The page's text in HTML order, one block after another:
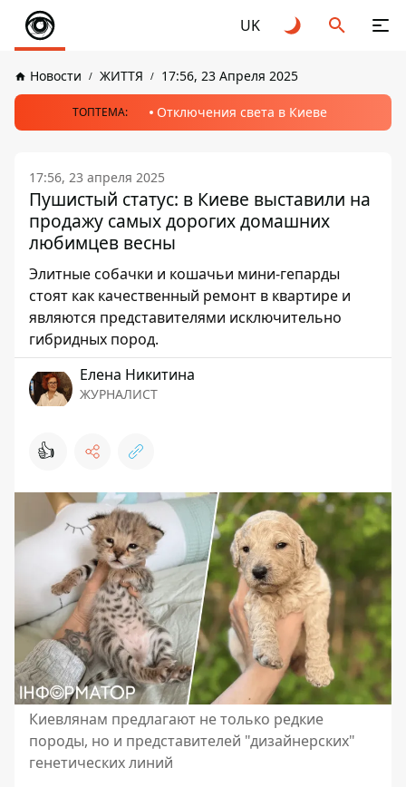
UK
Новости ЖИТТЯ 17:56, 23 Апреля 2025
ТОПТЕМА: Отключения света в Киеве
17:56, 23 апреля 2025
Пушистый статус: в Киеве выставили на
продажу самых дорогих домашних
любимцев весны
Элитные собачки и кошачьи мини-гепарды
стоят как качественный ремонт в квартире и
являются представителями исключительно
гибридных пород.
Елена Никитина
ЖУРНАЛИСТ
👍
Киевлянам предлагают не только редкие
породы, но и представителей "дизайнерских"
генетических линий